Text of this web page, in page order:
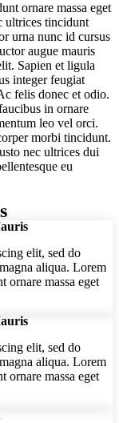
ornare massa eget
ultrices tincidunt
urna nunc id cursus
augue mauris
Sapien et ligula
integer feugiat
felis donec et odio.
in ornare
leo vel orci.
morbi tincidunt.
nec ultrices dui
eu
elit, sed do
aliqua. Lorem
ornare massa eget
elit, sed do
aliqua. Lorem
ornare massa eget